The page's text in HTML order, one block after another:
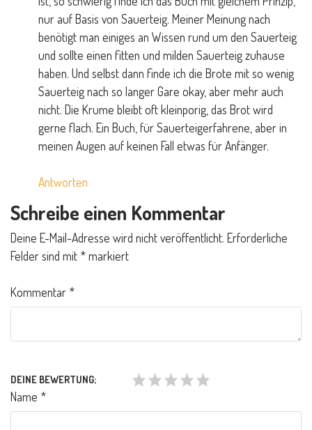
nur auf Basis von Sauerteig. Meiner Meinung nach
benötigt man einiges an Wissen rund um den Sauerteig
und sollte einen fitten und milden Sauerteig zuhause
haben. Und selbst dann finde ich die Brote mit so wenig
Sauerteig nach so langer Gare okay, aber mehr auch
nicht. Die Krume bleibt oft kleinporig, das Brot wird
gerne flach. Ein Buch, für Sauerteigerfahrene, aber in
meinen Augen auf keinen Fall etwas für Anfänger.
Antworten
Schreibe einen Kommentar
Deine E-Mail-Adresse wird nicht veröffentlicht. Erforderliche
Felder sind mit *markiert
Kommentar *
DEINE BEWERTUNG;
Name *